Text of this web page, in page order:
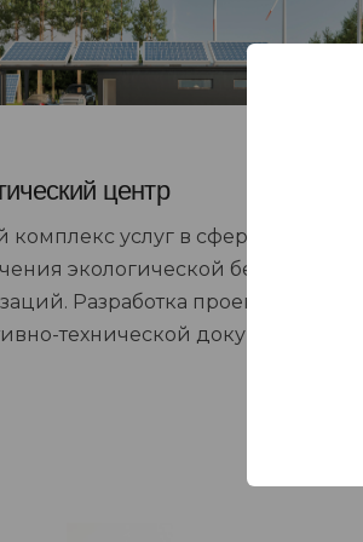
центр
комплекс услуг в сфере
экологической безопасности
Разработка проектной,
технической документации